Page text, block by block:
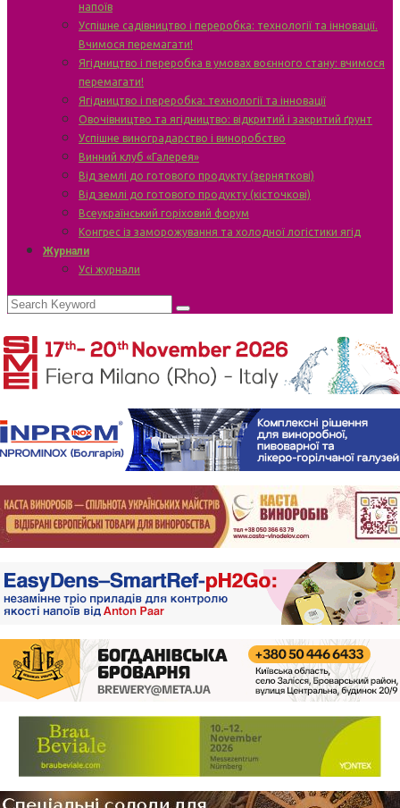
напоїв
Успішне садівництво і переробка: технології та інновації.
Вчимося перемагати!
Ягідництво і переробка в умовах воєнного стану: вчимося
перемагати!
Ягідництво і переробка: технології та інновації
Овочівництво та ягідництво: відкритий і закритий ґрунт
Успішне виноградарство і виноробство
Винний клуб «Галерея»
Від землі до готового продукту (зерняткові)
Від землі до готового продукту (кісточкові)
Всеукраїнський горіховий форум
Конгрес із заморожування та холодної логістики ягід
Журнали
Усі журнали